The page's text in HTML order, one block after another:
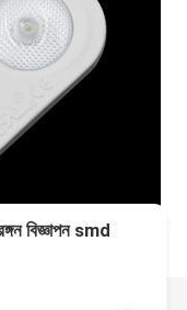
বিজ্ঞাপন smd